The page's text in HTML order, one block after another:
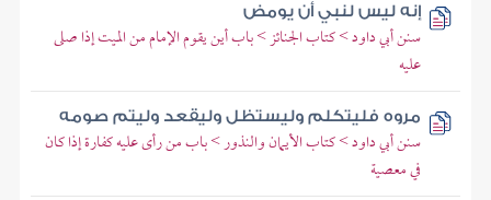
إنه ليس لنبي أن يومض
سنن أبي داود > كتاب الجنائز > باب أين يقوم الإمام من الميت إذا صلى
عليه
مروه فليتكلم وليستظل وليقعد وليتم صومه
سنن أبي داود > كتاب الأيمان والنذور > باب من رأى عليه كفارة إذا كان
في معصية